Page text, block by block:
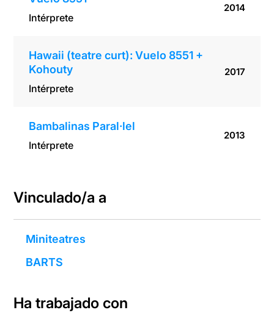
Intérprete
2014
Hawaii (teatre curt): Vuelo 8551 +
Kohouty
Intérprete
2017
Bambalinas Paral·lel
Intérprete
2013
Vinculado/a a
Miniteatres
BARTS
Ha trabajado con